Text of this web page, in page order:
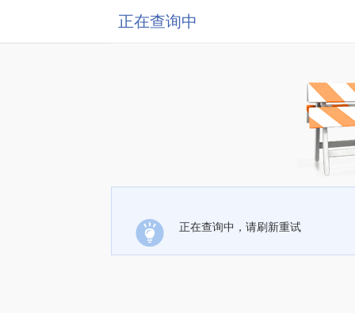
正在查询中
正在查询中，请刷新重试